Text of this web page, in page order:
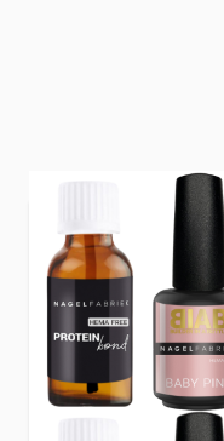
DitBIAB pakket
voor het zetten
wanneer je al
eigen tools en